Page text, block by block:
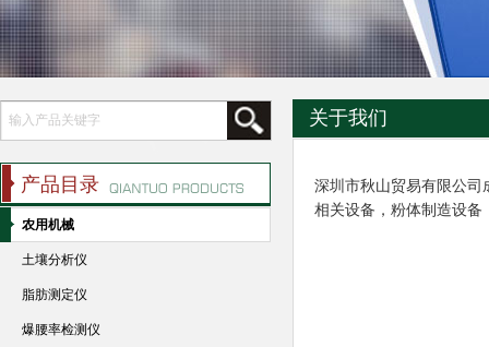
关于我们
深圳市秋山贸易有限公司
相关设备，粉体制造设备
产品目录
农用机械
土壤分析仪
脂肪测定仪
爆腰率检测仪